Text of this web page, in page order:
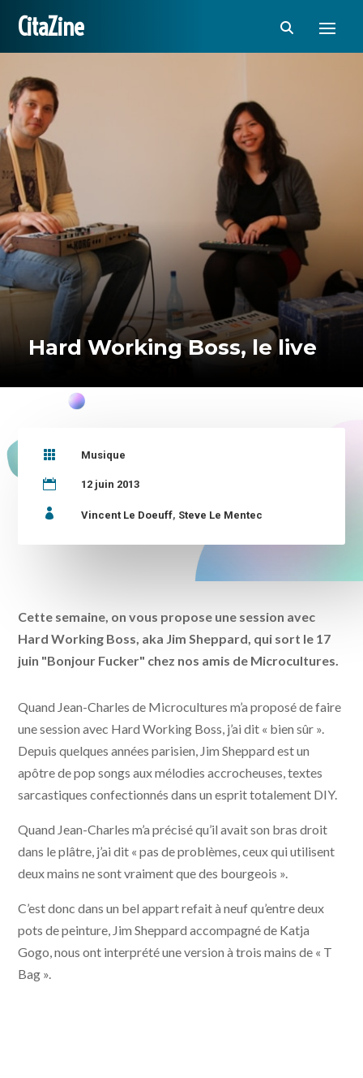
CitaZine
Hard Working Boss, le live
 Musique
 12 juin 2013
 Vincent Le Doeuff, Steve Le Mentec
Cette semaine, on vous propose une session avec
Hard Working Boss, aka Jim Sheppard, qui sort le 17
juin "Bonjour Fucker" chez nos amis de Microcultures.
Quand Jean-Charles de Microcultures m’a proposé de faire
une session avec Hard Working Boss, j’ai dit « bien sûr ».
Depuis quelques années parisien, Jim Sheppard est un
apôtre de pop songs aux mélodies accrocheuses, textes
sarcastiques confectionnés dans un esprit totalement DIY.
Quand Jean-Charles m’a précisé qu’il avait son bras droit
dans le plâtre, j’ai dit « pas de problèmes, ceux qui utilisent
deux mains ne sont vraiment que des bourgeois ».
C’est donc dans un bel appart refait à neuf qu’entre deux
pots de peinture, Jim Sheppard accompagné de Katja
Gogo, nous ont interprété une version à trois mains de « T
Bag ».